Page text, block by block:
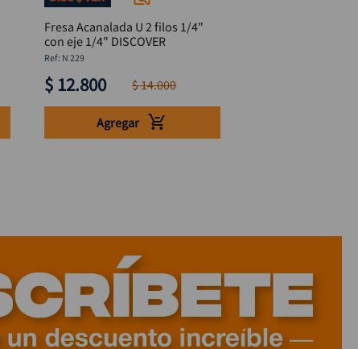
Fresa Acanalada U 2 filos 1/4"
con eje 1/4" DISCOVER
: N 229
$ 12.800 $14.000
Agregar